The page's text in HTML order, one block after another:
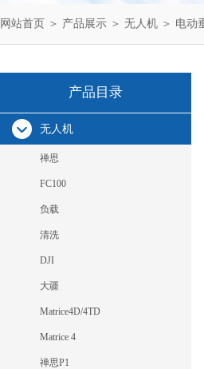
网站首页 ＞ 产品展示 ＞ 无人机 ＞ 电动
产品目录
无人机
禅思
FC100
负载
清洗
DJI
大疆
Matrice4D/4TD
Matrice 4
禅思P1